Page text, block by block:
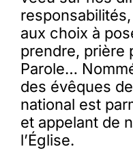
aux choix à
prendre, prière
Parole…
des évêques
national est
et appelant de
l’Église.